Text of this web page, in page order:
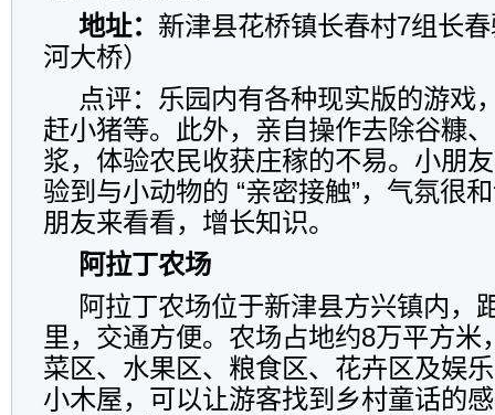
地址： 新津县花桥镇长春村7组长
河大桥）
点评：乐园内有各种现实版的游戏
赶小猪等。此外，亲自操作去除谷糠
浆，体验农民收获庄稼的不易。小朋
验到与小动物的 “亲密接触”，气氛很
朋友来看看，增长知识。
阿拉丁农场
阿拉丁农场位于新津县方兴镇内，
里，交通方便。农场占地约8万平方米
菜区、水果区、粮食区、花卉区及娱
小木屋，可以让游客找到乡村童话的